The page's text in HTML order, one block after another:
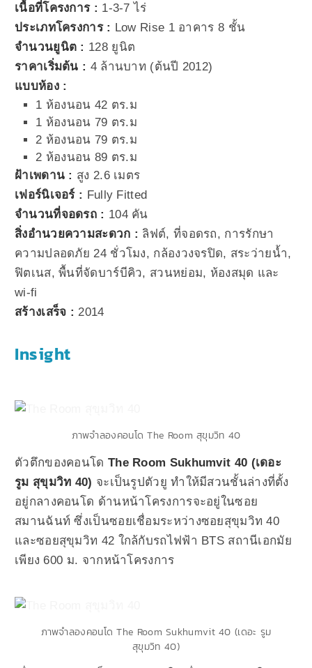
เนื้อที่โครงการ : 1-3-7 ไร่
ประเภทโครงการ : Low Rise 1 อาคาร 8 ชั้น
จำนวนยูนิต : 128 ยูนิต
ราคาเริ่มต้น : 4 ล้านบาท (ต้นปี 2012)
แบบห้อง :
1 ห้องนอน 42 ตร.ม
1 ห้องนอน 79 ตร.ม
2 ห้องนอน 79 ตร.ม
2 ห้องนอน 89 ตร.ม
ฝ้าเพดาน : สูง 2.6 เมตร
เฟอร์นิเจอร์ : Fully Fitted
จำนวนที่จอดรถ : 104 คัน
สิ่งอำนวยความสะดวก : ลิฟต์, ที่จอดรถ, การรักษา
ความปลอดภัย 24 ชั่วโมง, กล้องวงจรปิด, สระว่ายน้ำ,
ฟิตเนส, พื้นที่จัดบาร์บีคิว, สวนหย่อม, ห้องสมุด และ
wi-fi
สร้างเสร็จ : 2014
Insight
ภาพจำลองคอนโด The Room สุขุมวิท 40
ตัวตึกของคอนโด The Room Sukhumvit 40 (เดอะ
รูม สุขุมวิท 40) จะเป็นรูปตัวยู ทำให้มีสวนชั้นล่างที่ตั้ง
อยู่กลางคอนโด ด้านหน้าโครงการจะอยู่ในซอย
สมานฉันท์ ซึ่งเป็นซอยเชื่อมระหว่างซอยสุขุมวิท 40
และซอยสุขุมวิท 42 ใกล้กับรถไฟฟ้า BTS สถานีเอกมัย
เพียง 600 ม. จากหน้าโครงการ
ภาพจำลองคอนโด The Room Sukhumvit 40 (เดอะ รูม
สุขุมวิท 40)